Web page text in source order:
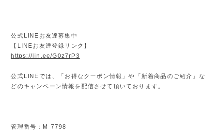
公式LINEお友達募集中
【LINEお友達登録リンク】
https://lin.ee/G0z7rP3
公式LINEでは、「お得なクーポン情報」や「新着商品のご紹介」な
どのキャンペーン情報を配信させて頂いております。
管理番号：M-7798